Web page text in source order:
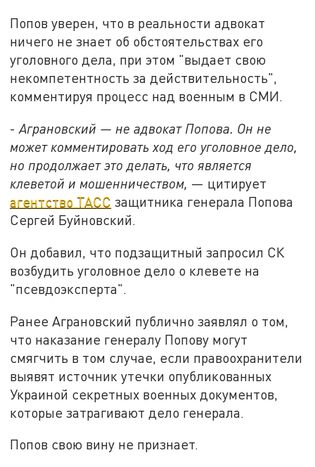
Попов уверен, что в реальности адвокат
ничего не знает об обстоятельствах его
уголовного дела, при этом "выдает свою
некомпетентность за действительность",
комментируя процесс над военным в СМИ.
-Аграновский — не адвокат Попова. Он не
может комментировать ход его уголовное дело,
но продолжает это делать, что является
клеветой и мошенничеством, — цитирует
агентство ТАСС защитника генерала Попова
Сергей Буйновский.
Он добавил, что подзащитный запросил СК
возбудить уголовное дело о клевете на
"псевдоэксперта".
Ранее Аграновский публично заявлял о том,
что наказание генералу Попову могут
смягчить в том случае, если правоохранители
выявят источник утечки опубликованных
Украиной секретных военных документов,
которые затрагивают дело генерала.
Попов свою вину не признает.